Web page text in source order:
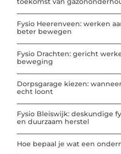
Fysio Heerenveen: werken
beter bewegen
Fysio Drachten: gericht
beweging
Dorpsgarage kiezen:
echt loont
Fysio Bleiswijk: deskundige
en duurzaam herstel
Hoe bepaal je wat een